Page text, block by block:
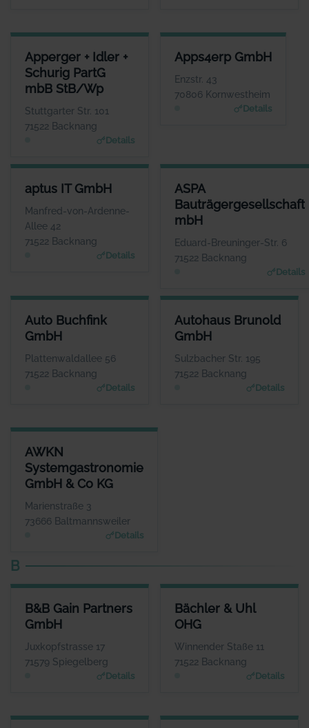
Apperger + Idler +
Schurig PartG
mbB StB/Wp
Stuttgarter Str. 101
71522 Backnang
Details
APPERGER + IDLER + SCHURIG PARTG MBB STB/WP
ANSPRECHPARTNER
Frau Simone Apperger-Fichtner
WEBSITE
www.apperger-idler.de
Apps4erp GmbH
Enzstr. 43
70806 Kornwestheim
Details
APPS4ERP GMBH
ANSPRECHPARTNER
Schmischke
WEBSITE
www.appsin.de
aptus IT GmbH
Manfred-von-Ardenne-
Allee 42
71522 Backnang
Details
APTUS IT GMBH
Herr Reinhard Mayer
ASPA
Bauträgergesellschaft
mbH
Eduard-Breuninger-Str. 6
71522 Backnang
Details
ASPA
Herr Andreas
Auto Buchfink
GmbH
Plattenwaldallee 56
71522 Backnang
Details
AUTO BUCHFINK GMBH
ANSPRECHPARTNER
Herr Lothar Buchfink
WEBSITE
www.auto-buchfink.de
Autohaus Brunold
GmbH
Sulzbacher Str. 195
71522 Backnang
Details
AUTOHAUS BRUNOLD GMBH
Herr Günther Uhrich
www.brunold.de
AWKN
Systemgastronomie
GmbH & Co KG
Marienstraße 3
73666 Baltmannsweiler
Details
AWKN SYSTEMGASTRONOMIE GMBH & CO KG
ANSPRECHPARTNER
Herr Hrisowalantis Betikis
B
B&B Gain Partners
GmbH
Juxkopfstrasse 17
71579 Spiegelberg
Details
B&B GAIN PARTNERS GMBH
Herr Hans Günter Lind
www.bb-gain.eu
Bächler & Uhl
OHG
Winnender Staße 11
71522 Backnang
Details
BÄCHLER & UHL OHG
Herr Andreas Uhl
WEBSITE
www.allianz.de